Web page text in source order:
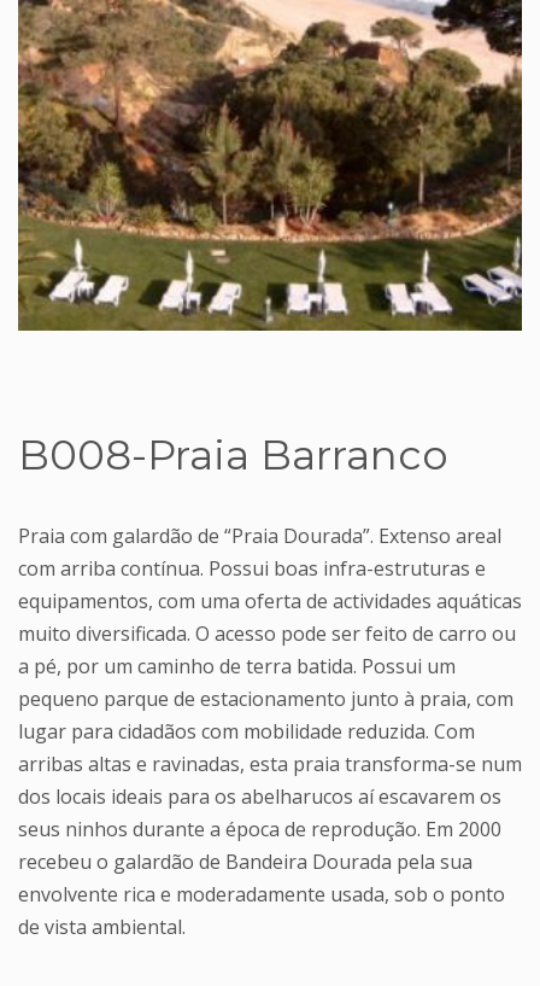
B008-Praia Barranco
Praia com galardão de “Praia Dourada”. Extenso areal
com arriba contínua. Possui boas infra-estruturas e
equipamentos, com uma oferta de actividades aquáticas
muito diversificada. O acesso pode ser feito de carro ou
a pé, por um caminho de terra batida. Possui um
pequeno parque de estacionamento junto à praia, com
lugar para cidadãos com mobilidade reduzida. Com
arribas altas e ravinadas, esta praia transforma-se num
dos locais ideais para os abelharucos aí escavarem os
seus ninhos durante a época de reprodução. Em 2000
recebeu o galardão de Bandeira Dourada pela sua
envolvente rica e moderadamente usada, sob o ponto
de vista ambiental.